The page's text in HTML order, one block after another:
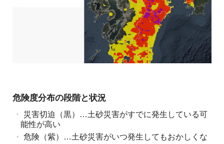
の
た
の
図
シ
危険度分布の段階と状況
災害切迫（黒）…土砂災害がすでに発生している可
能性が高い
危険（紫）…土砂災害がいつ発生してもおかしくな